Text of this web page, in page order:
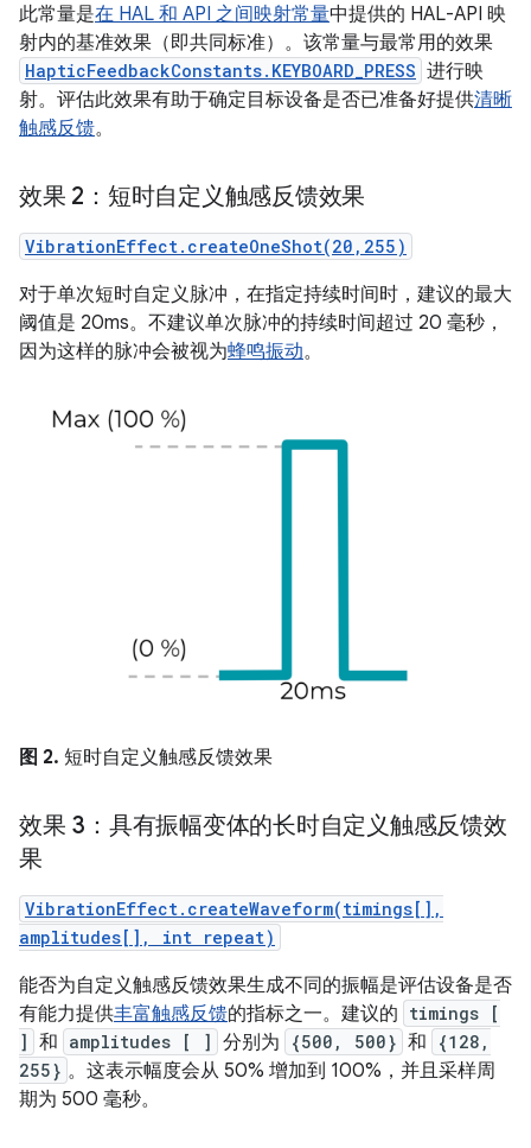
此常量是在 HAL 和 API 之间映射常量中提供的 HAL-API 映
射内的基准效果（即共同标准）。该常量与最常用的效果
HapticFeedbackConstants.KEYBOARD_PRESS 进行映
射。评估此效果有助于确定目标设备是否已准备好提供清晰
触感反馈。
效果 2：短时自定义触感反馈效果
VibrationEffect.createOneShot(20,255)
对于单次短时自定义脉冲，在指定持续时间时，建议的最大
阈值是 20ms。不建议单次脉冲的持续时间超过 20 毫秒，
因为这样的脉冲会被视为蜂鸣振动。
图 2. 短时自定义触感反馈效果
效果 3：具有振幅变体的长时自定义触感反馈效
果
VibrationEffect.createWaveform(timings[],
amplitudes[], int repeat)
能否为自定义触感反馈效果生成不同的振幅是评估设备是否
有能力提供丰富触感反馈的指标之一。建议的 timings [
] 和 amplitudes [ ] 分别为 {500, 500} 和
{128,
255} 。这表示幅度会从 50% 增加到 100%，并且采样周
期为 500 毫秒。